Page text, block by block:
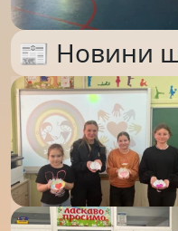
📰 Новини